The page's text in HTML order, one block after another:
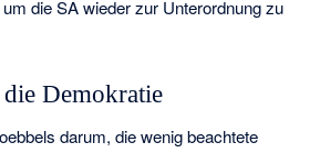
die SA wieder zur Unterordnung zu
Demokratie
darum, die wenig beachtete